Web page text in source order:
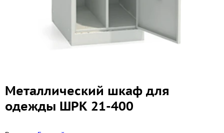
Металлический шкаф для
одежды ШРК 21-400